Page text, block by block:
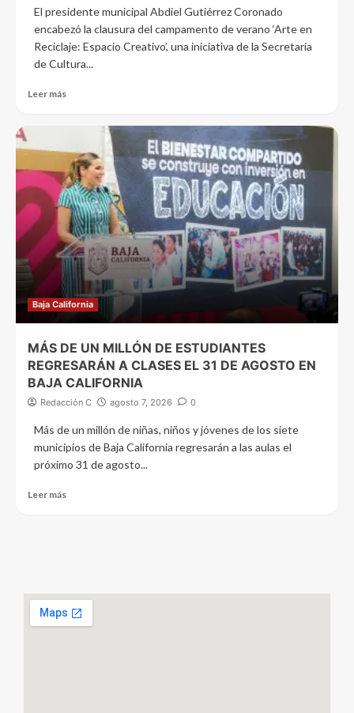
El presidente municipal Abdiel Gutiérrez Coronado
encabezó la clausura del campamento de verano ‘Arte en
Reciclaje: Espacio Creativo’, una iniciativa de la Secretaría
de Cultura...
Leer más
Baja California
MÁS DE UN MILLÓN DE ESTUDIANTES
REGRESARÁN A CLASES EL 31 DE AGOSTO EN
BAJA CALIFORNIA
Redacción C agosto 7, 2026 0
Más de un millón de niñas, niños y jóvenes de los siete
municipios de Baja California regresarán a las aulas el
próximo 31 de agosto...
Leer más